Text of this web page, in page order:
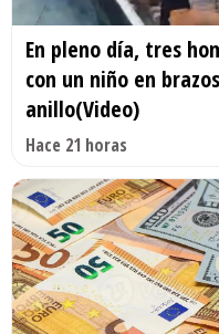
En pleno día, tres
con un niño en
anillo(Video)
Hace 21 horas